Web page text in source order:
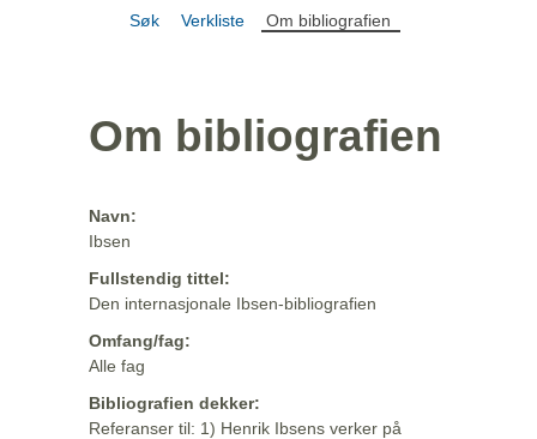
Søk Verkliste Om bibliografien
Om bibliografien
Navn:
Ibsen
Fullstendig tittel:
Den internasjonale Ibsen-bibliografien
Omfang/fag:
Alle fag
Bibliografien dekker:
Referanser til: 1) Henrik Ibsens verker på